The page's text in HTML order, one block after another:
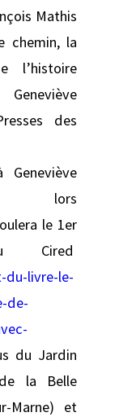
Mathis
chemin, la
l’histoire
des
lors
le 1er
du-livre-le-
de-
du Jardin
la Belle
Marne) et